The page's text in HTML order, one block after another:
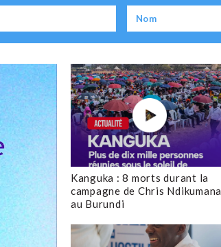
Kanguka : 8 morts durant la
campagne de Chris Ndikumana
au Burundi